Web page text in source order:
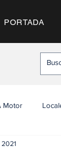
PORTADA
Motor